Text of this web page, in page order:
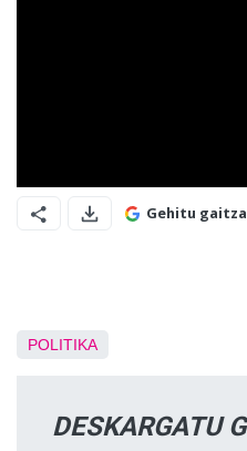
Gehitu
POLITIKA
DESKARGATU